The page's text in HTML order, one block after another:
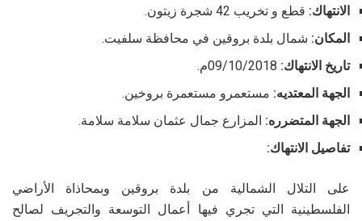
الانتهاك: قطع و تخريب 42 شجرة زيتون.
المكان: شمال بلدة بروقين في محافظة سلفيت.
تاريخ الانتهاك:
الجهة المعتديه: مستعمرو مستعمرة بروخين.
الجهة المتضرره: المزارع جمال عثمان سلامة سلامة.
تفاصيل الانتهاك:
على التلال الشمالية من بلدة بروقين وبمحاذاة الأراضي
الفلسطينية التي تجري فيها أعمال التوسعة والتجريف لصالح